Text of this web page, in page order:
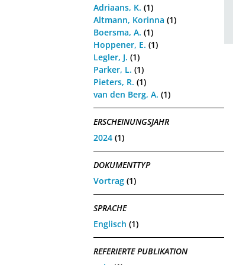
Adriaans, K. (1)
Altmann, Korinna (1)
Boersma, A. (1)
Hoppener, E. (1)
Legler, J. (1)
Parker, L. (1)
Pieters, R. (1)
van den Berg, A. (1)
ERSCHEINUNGSJAHR
2024 (1)
DOKUMENTTYP
Vortrag (1)
SPRACHE
Englisch (1)
REFERIERTE PUBLIKATION